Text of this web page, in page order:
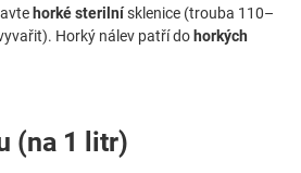
horké sterilnísklenice (trouba 110–
Horký nálev patří do horkých
(na 1 litr)